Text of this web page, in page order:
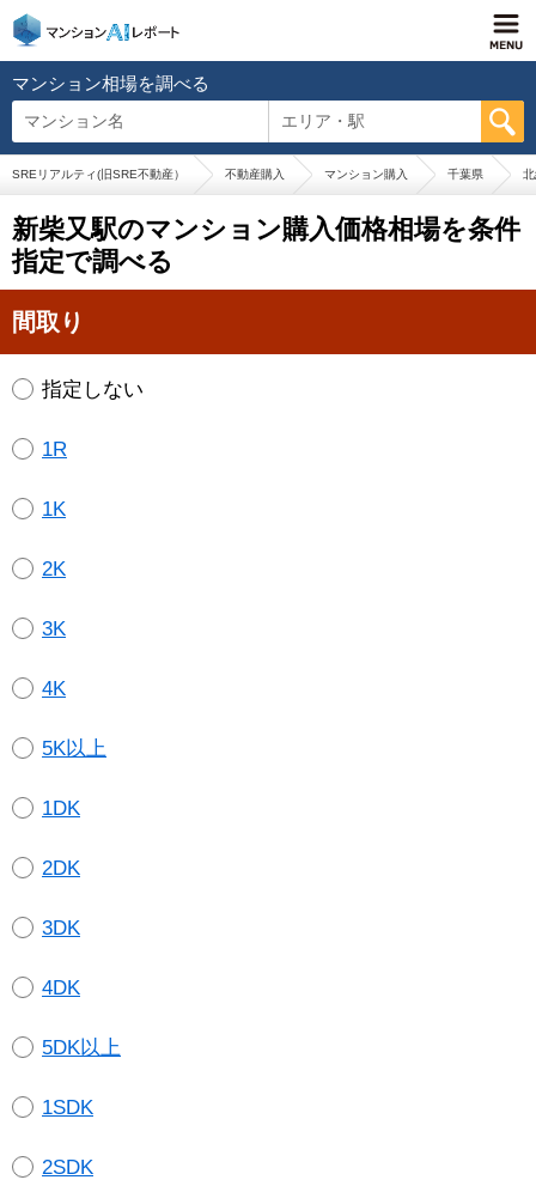
マンション相場を調べる
マンション名 エリア・駅
SREリアルティ(旧SRE不動産） 不動産購入 マンション購入 千葉県
新柴又駅のマンション購入価格相場を条件
指定で調べる
間取り
指定しない
1R
1K
2K
3K
4K
5K以上
1DK
2DK
3DK
4DK
5DK以上
1SDK
2SDK